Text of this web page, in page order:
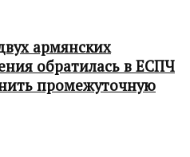
армянских
обратилась в ЕСПЧ
промежуточную